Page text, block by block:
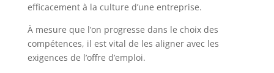
efficacement à la culture d’une entreprise.
À mesure que l’on progresse dans le choix des
compétences, il est vital de les aligner avec les
exigences de l’offre d’emploi.